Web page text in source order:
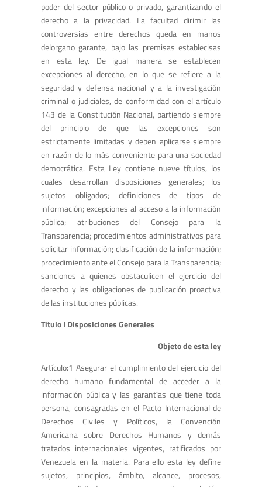
poder del sector público o privado, garantizando el
derecho a la privacidad. La facultad dirimir las
controversias entre derechos queda en manos
delorgano garante, bajo las premisas establecisas
en esta ley. De igual manera se establecen
excepciones al derecho, en lo que se refiere a la
seguridad y defensa nacional y a la investigación
criminal o judiciales, de conformidad con el artículo
143 de la Constitución Nacional, partiendo siempre
del principio de que las excepciones son
estrictamente limitadas y deben aplicarse siempre
en razón de lo más conveniente para una sociedad
democrática. Esta Ley contiene nueve títulos, los
cuales desarrollan disposiciones generales; los
sujetos obligados; definiciones de tipos de
información; excepciones al acceso a la información
pública; atribuciones del Consejo para la
Transparencia; procedimientos administrativos para
solicitar información; clasificación de la información;
procedimiento ante el Consejo para la Transparencia;
sanciones a quienes obstaculicen el ejercicio del
derecho y las obligaciones de publicación proactiva
de las instituciones públicas.
Título I Disposiciones Generales
Objeto de esta ley
Artículo:1 Asegurar el cumplimiento del ejercicio del
derecho humano fundamental de acceder a la
información pública y las garantías que tiene toda
persona, consagradas en el Pacto Internacional de
Derechos Civiles y Políticos, la Convención
Americana sobre Derechos Humanos y demás
tratados internacionales vigentes, ratificados por
Venezuela en la materia. Para ello esta ley define
sujetos, principios, ámbito, alcance, procesos,